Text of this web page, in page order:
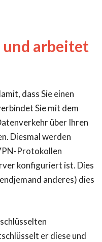
arbeitet
dass Sie einen
Sie mit dem
über Ihren
Diesmal werden
Protokollen
konfiguriert ist. Dies
anderes) dies
er diese und